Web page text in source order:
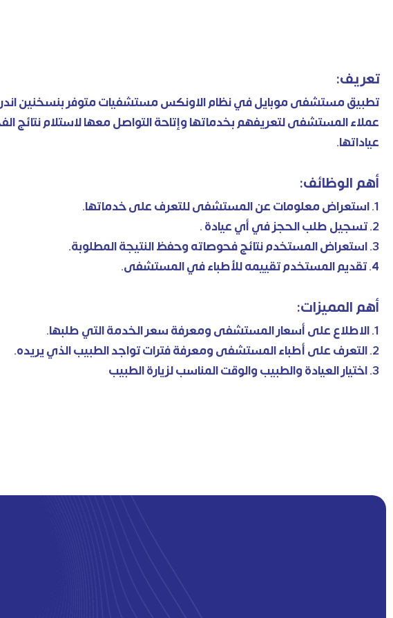
تعريف:
تطبيق مستشفى موبايل في نظام الاونكس مستشفيات متوفر بنسخنين
عملاء المستشفى لتعريفهم بخدماتها وإتاحة التواصل معها لاستلام نتائج
عياداتها.
أهم الوظائف:
1. استعراض معلومات عن المستشفى للتعرف على خدماتها.
2. تسجيل طلب الحجز في أي عيادة .
3. استعراض المستخدم نتائج فحوصاته وحفظ النتيجة المطلوبة.
4. تقديم المستخدم تقييمه للأطباء في المستشفى.
أهم المميزات:
1. الاطلاع على أسعار المستشفى ومعرفة سعر الخدمة التي طلبها.
2. التعرف على أطباء المستشفى ومعرفة فترات تواجد الطبيب الذي يريده.
3. اختيار العيادة والطبيب والوقت المناسب لزيارة الطبيب